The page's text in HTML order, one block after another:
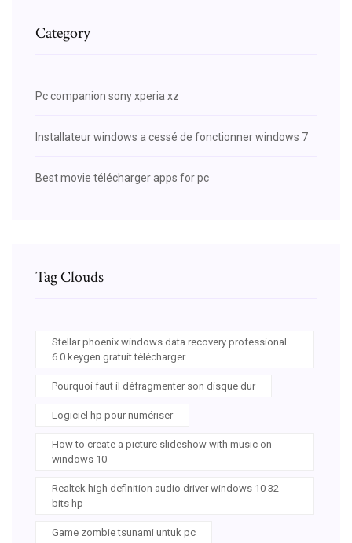
Category
Pc companion sony xperia xz
Installateur windows a cessé de fonctionner windows 7
Best movie télécharger apps for pc
Tag Clouds
Stellar phoenix windows data recovery professional
6.0 keygen gratuit télécharger
Pourquoi faut il défragmenter son disque dur
Logiciel hp pour numériser
How to create a picture slideshow with music on
windows 10
Realtek high definition audio driver windows 10 32
bits hp
Game zombie tsunami untuk pc